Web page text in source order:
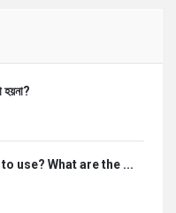
হয়না?
use? What are the ...